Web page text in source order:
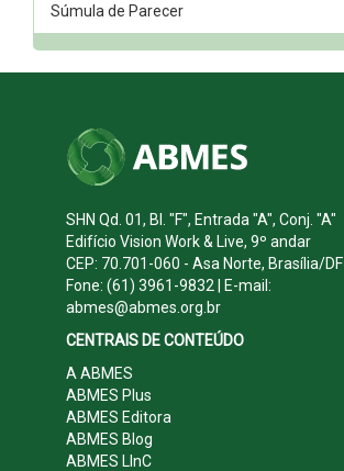
Súmula de Parecer
SHN Qd. 01, Bl. "F", Entrada "A", Conj. "A"
Edifício Vision Work & Live, 9º andar
CEP: 70.701-060 - Asa Norte, Brasília/DF
Fone: (61) 3961-9832 | E-mail:
abmes@abmes.org.br
CENTRAIS DE CONTEÚDO
A ABMES
ABMES Plus
ABMES Editora
ABMES Blog
ABMES LInC